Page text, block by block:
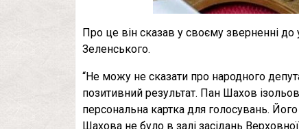
Про це він сказав у своєму зверненні до
Зеленського.
“Не можу не сказати про народного
позитивний результат. Пан Шахов
персональна картка для голосувань.
Шахова не було в залі засідань